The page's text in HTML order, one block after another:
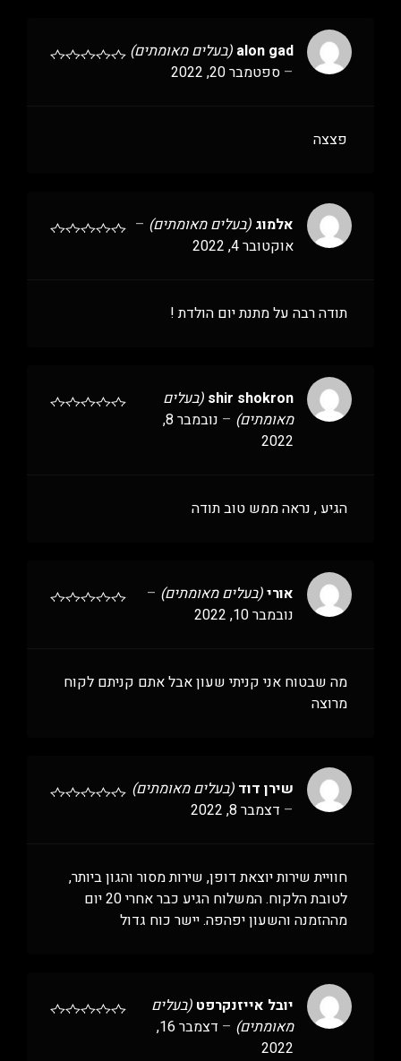
alon gad (בעלים מאומתים)
– ספטמבר 20, 2022
פצצה
אלמוג (בעלים מאומתים) –
אוקטובר 4, 2022
תודה רבה על מתנת יום הולדת !
shir shokron (בעלים
מאומתים) –
נובמבר 8,
2022
הגיע , נראה ממש טוב תודה
אורי(בעלים מאומתים) –
נובמבר 10, 2022
מה שבטוח אני קניתי שעון אבל אתם קניתם לקוח
מרוצה
שירן דוד (בעלים מאומתים)
– דצמבר 8, 2022
חוויית שירות יוצאת דופן, שירות מסור והגון ביותר,
לטובת הלקוח. המשלוח הגיע כבר אחרי 20 יום
מההזמנה והשעון יפהפה. יישר כוח גדול
יובל אייזנקרפט (בעלים
מאומתים) –
דצמבר 16,
2022